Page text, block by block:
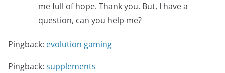
me full of hope. Thank you. But, I have a
question, can you help me?
Pingback: evolution gaming
Pingback: supplements